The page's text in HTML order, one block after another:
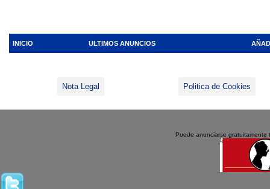
INICIO ULTIMOS ANUNCIOS
Nota Legal Politica de Cookies
Puede anunciarse